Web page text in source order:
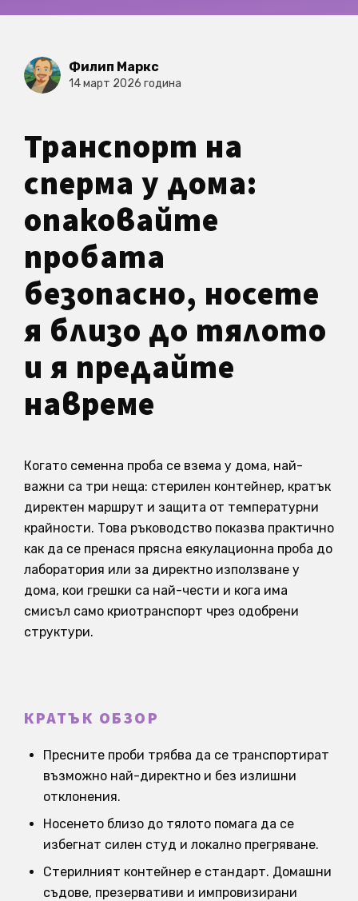
Филип Маркс
14 март 2026 година
Транспорт на
сперма у дома:
опаковайте
пробата
безопасно, носете
я близо до тялото
и я предайте
навреме
Когато семенна проба се взема у дома, най-
важни са три неща: стерилен контейнер, кратък
директен маршрут и защита от температурни
крайности. Това ръководство показва практично
как да се пренася прясна еякулационна проба до
лаборатория или за директно използване у
дома, кои грешки са най-чести и кога има
смисъл само криотранспорт чрез одобрени
структури.
КРАТЪК ОБЗОР
Пресните проби трябва да се транспортират
възможно най-директно и без излишни
отклонения.
Носенето близо до тялото помага да се
избегнат силен студ и локално прегряване.
Стерилният контейнер е стандарт. Домашни
съдове, презервативи и импровизирани